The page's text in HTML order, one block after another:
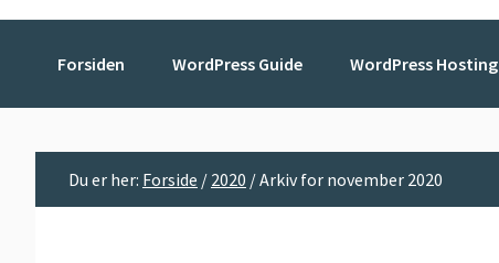
Forsiden WordPress Guide WordPress Hosting
Du er her: Forside / 2020 /Arkiv for november 2020